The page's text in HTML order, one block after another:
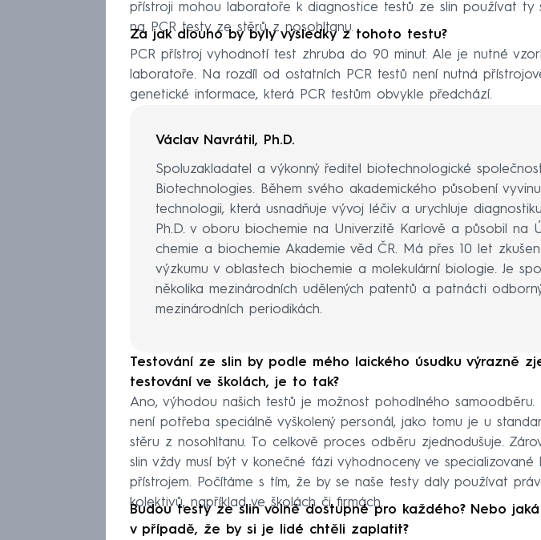
přístroji mohou laboratoře k diagnostice testů ze slin používat ty
na PCR testy ze stěrů z nosohltanu.
Za jak dlouho by byly výsledky z tohoto testu?
PCR přístroj vyhodnotí test zhruba do 90 minut. Ale je nutné
laboratoře. Na rozdíl od ostatních PCR testů není nutná
genetické informace, která PCR testům obvykle předchází.
Václav Navrátil, Ph.D.
Spoluzakladatel a výkonný ředitel biotechnologické
Biotechnologies. Během svého akademického působení
technologii, která usnadňuje vývoj léčiv a urychluje
Ph.D. v oboru biochemie na Univerzitě Karlově a působil na
chemie a biochemie Akademie věd ČR. Má přes 10 let
výzkumu v oblastech biochemie a molekulární biologie. Je
několika mezinárodních udělených patentů a patnácti
mezinárodních periodikách.
Testování ze slin by podle mého laického úsudku výrazně
testování ve školách, je to tak?
Ano, výhodou našich testů je možnost pohodlného samoodběru.
není potřeba speciálně vyškolený personál, jako tomu je u
stěru z nosohltanu. To celkově proces odběru zjednodušuje.
slin vždy musí být v konečné fázi vyhodnoceny ve specializované
přístrojem. Počítáme s tím, že by se naše testy daly používat
kolektivů, například ve školách či firmách.
Budou testy ze slin volně dostupné pro každého? Nebo
v případě, že by si je lidé chtěli zaplatit?